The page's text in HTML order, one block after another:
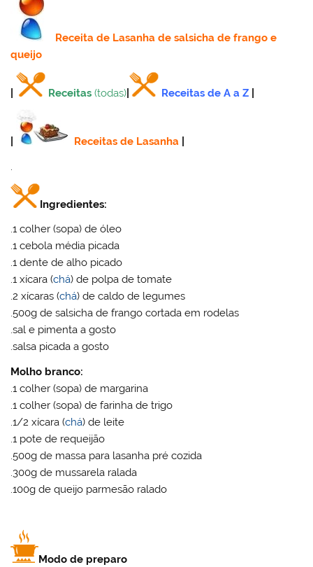
Receitade Lasanha de salsicha de frango e
queijo
Receitas (todas) Receitas de A a Z
Receitas de Lasanha
Ingredientes:
.1 colher (sopa) de óleo
.1 cebola média picada
.1 dente de alho picado
.1 xícara (chá) de polpa de tomate
.2 xícaras (chá) de caldo de legumes
.500g de salsicha de frango cortada em rodelas
.sal e pimenta a gosto
.salsa picada a gosto
Molho branco:
.1 colher (sopa) de margarina
.1 colher (sopa) de farinha de trigo
.1/2 xícara (chá) de leite
.1 pote de requeijão
.500g de massa para lasanha pré cozida
.300g de mussarela ralada
.100g de queijo parmesão ralado
Modo de preparo